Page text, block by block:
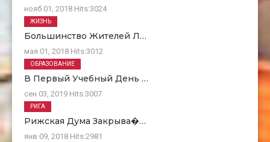
нояб 01, 2018 Hits:3024
Большинство Жителей Л…
мая 01, 2018 Hits:3012
ЖИЗНЬ
В Первый Учебный День …
сен 03, 2019 Hits:3007
ОБРАЗОВАНИЕ
Рижская Дума Закрыва�…
янв 09, 2018 Hits:2981
РИГА